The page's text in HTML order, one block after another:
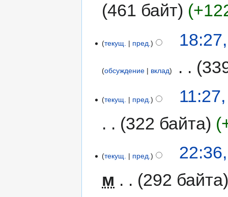
461 байт
текущ. пред.
обсуждение вклад
текущ. пред.
322 байта
текущ. пред.
м
292 байта